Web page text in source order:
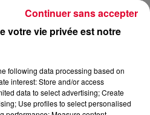
par Christophe HUBERT
votre vie privée est notre
following data processing based on
interest: Store and/or access
data to select advertising; Create
Use profiles to select personalised
Continuer sans accepter